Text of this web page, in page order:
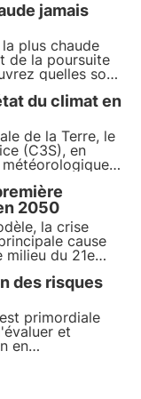
jamais
plus chaude
de la poursuite
quelles sont
et quelles
la préserver
du climat en
de la Terre, le
(C3S), en
European
2023).
2050
la crise
cause
du 21e
de la perte de
des risques
primordiale
et
en